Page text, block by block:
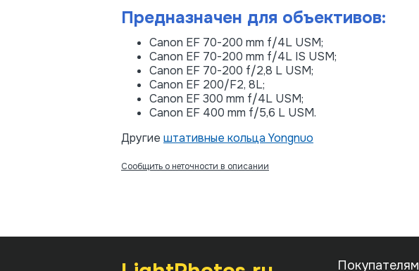
Предназначен для объективов:
Canon EF 70-200 mm f/4L USM;
Canon EF 70-200 mm f/4L IS USM;
Canon EF 70-200 f/2,8 L USM;
Canon EF 200/F2, 8L;
Canon EF 300 mm f/4L USM;
Canon EF 400 mm f/5,6 L USM.
Другие штативные кольца Yongnuo
Сообщить о неточности в описании
Покупателям